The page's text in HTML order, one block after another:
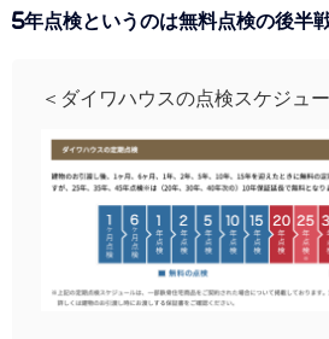
5年点検というのは無料点検の後半戦
＜ダイワハウスの点検スケジュ